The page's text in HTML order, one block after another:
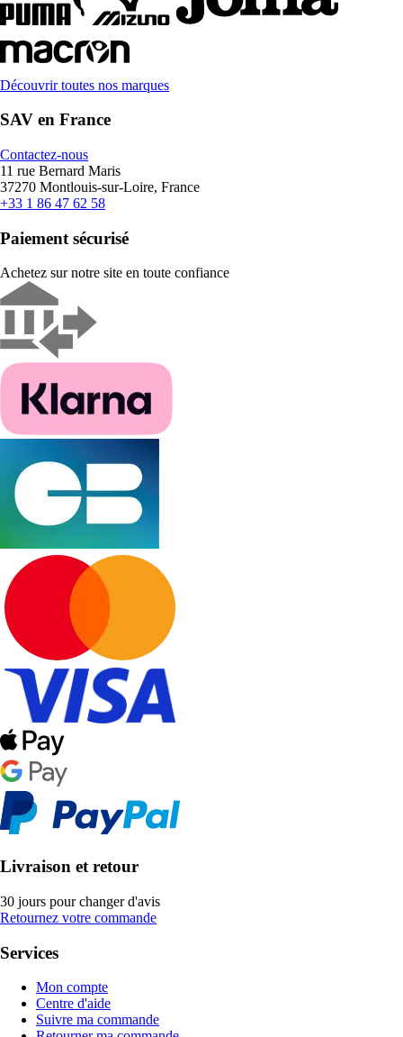
Découvrir toutes nos marques
SAV en France
Contactez-nous
11 rue Bernard Maris
37270 Montlouis-sur-Loire, France
+33 1 86 47 62 58
Paiement sécurisé
Achetez sur notre site en toute confiance
Livraison et retour
30 jours pour changer d'avis
Retournez votre commande
Services
Mon compte
Centre d'aide
Suivre ma commande